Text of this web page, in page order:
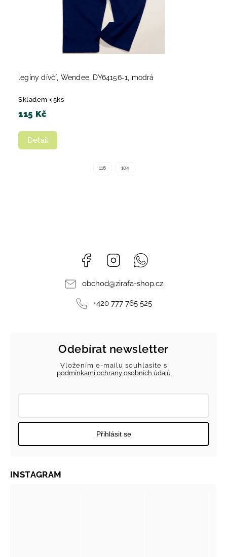
legíny dívčí, Wendee, DY64156-1, modrá
Skladem <5ks
115 Kč
Detail
116 104
Facebook Instagram
obchod@zirafa-shop.cz
+420 777 765 525
Odebírat newsletter
Vložením e-mailu souhlasíte s
podmínkami ochrany osobních údajů
Přihlásit se
INSTAGRAM